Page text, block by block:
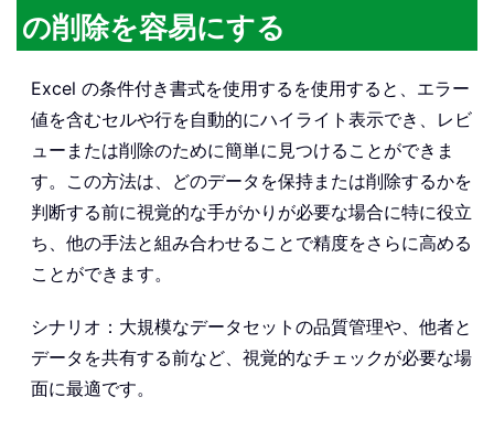
の削除を容易にする
Excel の条件付き書式を使用するを使用すると、エラー
値を含むセルや行を自動的にハイライト表示でき、レビ
ューまたは削除のために簡単に見つけることができま
す。この方法は、どのデータを保持または削除するかを
判断する前に視覚的な手がかりが必要な場合に特に役立
ち、他の手法と組み合わせることで精度をさらに高める
ことができます。
シナリオ：大規模なデータセットの品質管理や、他者と
データを共有する前など、視覚的なチェックが必要な場
面に最適です。